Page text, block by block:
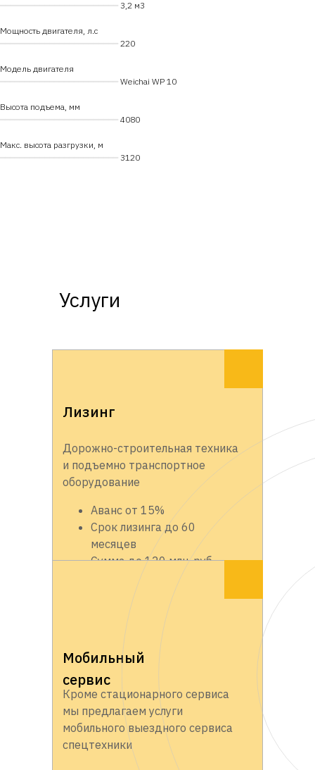
━━━━━━━━━━━━━━━━━━━━━━━━ 3,2 м3
Мощность двигателя, л.с
━━━━━━━━━━━━━━━━━━━━━━━━ 220
Модель двигателя
━━━━━━━━━━━━━━━━━━━━━━━━ Weichai WP 10
Высота подъема, мм
━━━━━━━━━━━━━━━━━━━━━━━━ 4080
Макс. высота разгрузки, м
━━━━━━━━━━━━━━━━━━━━━━━━ 3120
Услуги
Лизинг
Дорожно-строительная техника
и подъемно транспортное
оборудование
Аванс от 15%
Срок лизинга до 60
месяцев
Сумма до 120 млн. руб.
Мобильный
сервис
Кроме стационарного сервиса
мы предлагаем услуги
мобильного выездного сервиса
спецтехники